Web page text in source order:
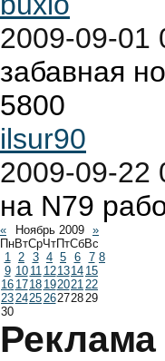
2009-09-01
забавная
5800
ilsur90
2009-09-22
на N79
« Ноябрь 2009
»
ПнВтСрЧтПтСбВс
1 2 3 4 5 6 7 8
9 10 11 121314 15
16 1718 19202122
23242526272829
30
Реклама